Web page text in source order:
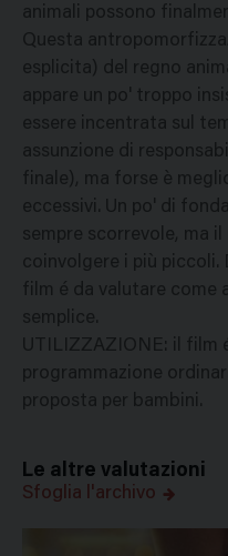
animali possono
Questa
esplicita) del regno
appare un po' troppo
essere incentrata sul
assunzione di
finale), ma forse è
eccessivi. Un po' di
sempre scorrevole, ma
coinvolgere i più piccoli.
film é da valutare come
semplice.
UTILIZZAZIONE: il film
programmazione
proposta per bambini.
Le altre valutazioni
Sfoglia l'archivo